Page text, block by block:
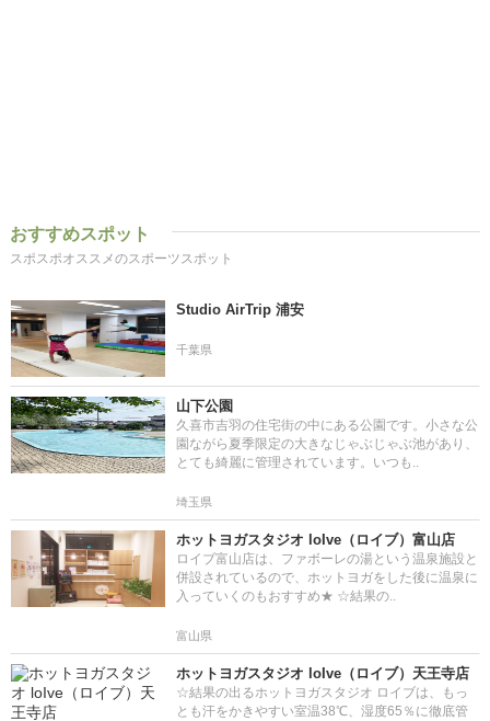
おすすめスポット
スポスポオススメのスポーツスポット
Studio AirTrip 浦安
千葉県
山下公園
久喜市吉羽の住宅街の中にある公園です。小さな公
園ながら夏季限定の大きなじゃぶじゃぶ池があり、
とても綺麗に管理されています。いつも..
埼玉県
ホットヨガスタジオ loIve（ロイブ）富山店
ロイブ富山店は、ファボーレの湯という温泉施設と
併設されているので、ホットヨガをした後に温泉に
入っていくのもおすすめ★ ☆結果の..
富山県
ホットヨガスタジオ loIve（ロイブ）天王寺店
☆結果の出るホットヨガスタジオ ロイブは、もっ
とも汗をかきやすい室温38℃、湿度65％に徹底管